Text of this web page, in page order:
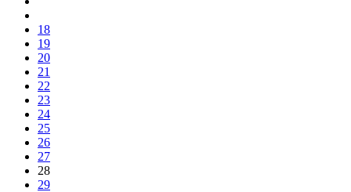
18
19
20
21
22
23
24
25
26
27
28
29